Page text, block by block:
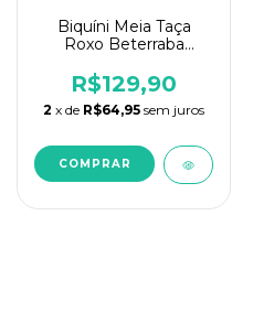
Biquíni Meia Taça
Roxo Beterraba
R$129,90
2 x de R$64,95 sem juros
COMPRAR